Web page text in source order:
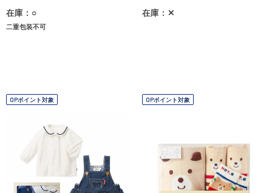
在庫：○
二重包装不可
在庫：✕
OPポイント対象 OPポイント対象